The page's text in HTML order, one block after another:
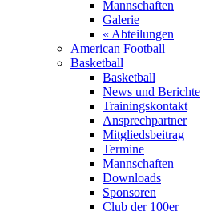
Mannschaften
Galerie
« Abteilungen
American Football
Basketball
Basketball
News und Berichte
Trainingskontakt
Ansprechpartner
Mitgliedsbeitrag
Termine
Mannschaften
Downloads
Sponsoren
Club der 100er